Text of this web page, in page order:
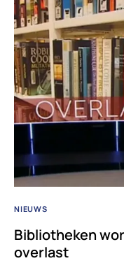
NIEUWS
Bibliotheken
overlast